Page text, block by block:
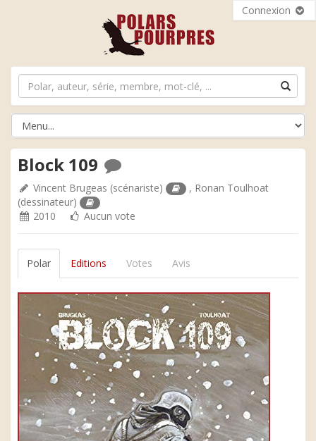
Connexion
Block 109
Vincent Brugeas (scénariste) , Ronan Toulhoat
(dessinateur)
2010
Aucun vote
Polar Editions Votes Avis